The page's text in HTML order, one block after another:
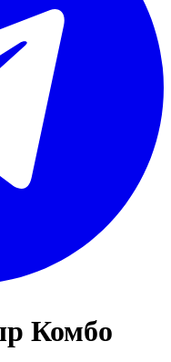
Комбо